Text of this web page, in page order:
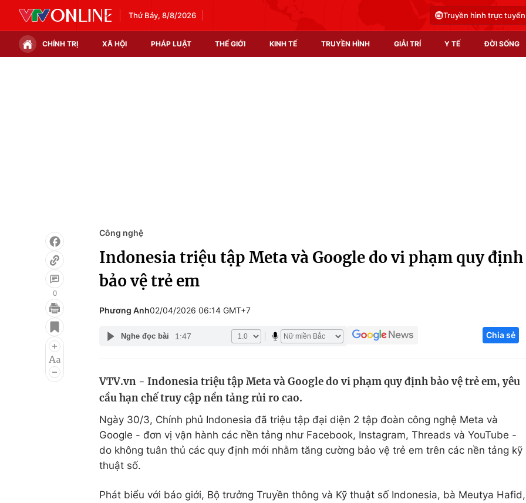
Thứ Bảy, 8/8/2026 Truyền hình trực tuyến
CHÍNH TRỊ XÃ HỘI PHÁP LUẬT THẾ GIỚI KINH TẾ TRUYỀN HÌNH GIẢI TRÍ Y TẾ ĐỜI SỐNG
Infographic
Điện ảnh
Âm nhạc
Du lịch
Chất lượng cuộc sống
Tuyển sinh
Hitech Công
Thị trường
0
Công nghệ
Indonesia triệu tập Meta và Google do vi phạm quy định
bảo vệ trẻ em
Phương Anh02/04/2026 06:14 GMT+7
Nghe đọc bài 1:47 Chia sẻ
VTV.vn - Indonesia triệu tập Meta và Google do vi phạm quy định bảo vệ trẻ em, yêu
cầu hạn chế truy cập nền tảng rủi ro cao.
Ngày 30/3, Chính phủ Indonesia đã triệu tập đại diện 2 tập đoàn công nghệ Meta và
Google - đơn vị vận hành các nền tảng như Facebook, Instagram, Threads và YouTube -
do không tuân thủ các quy định mới nhằm tăng cường bảo vệ trẻ em trên các nền tảng kỹ
thuật số.
Phát biểu với báo giới, Bộ trưởng Truyền thông và Kỹ thuật số Indonesia, bà Meutya Hafid,